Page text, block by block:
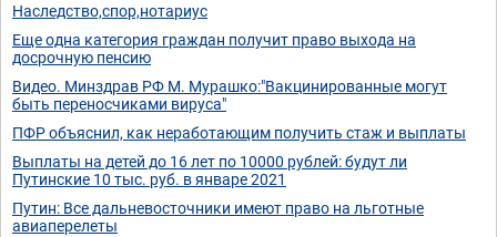
Наследство,спор,нотариус
Еще одна категория граждан получит право выхода на
досрочную пенсию
Видео. Минздрав РФ М. Мурашко:"Вакцинированные могут
быть переносчиками вируса"
ПФР объяснил, как неработающим получить стаж и выплаты
Выплаты на детей до 16 лет по 10000 рублей: будут ли
Путинские 10 тыс. руб. в январе 2021
Путин: Все дальневосточники имеют право на льготные
авиаперелеты